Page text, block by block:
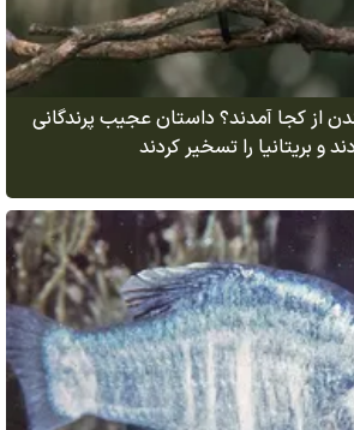
از کجا آمدند؟ داستان عجیب پرندگانی
و بریتانیا را تسخیر کردند